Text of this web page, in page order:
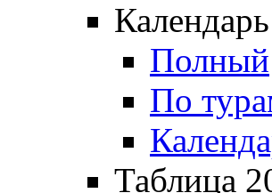
Полный
По
Таблица